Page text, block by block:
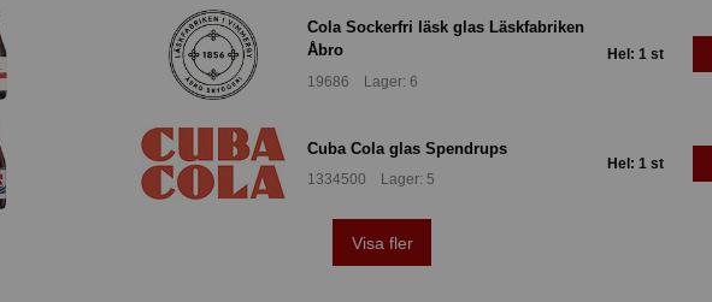
Cola Sockerfri läsk glas Läskfabriken
Åbro
19686 Lager: 6
Hel: 1 st
Cuba Cola glas Spendrups
1334500 Lager: 5
Hel: 1 st
Visa fler